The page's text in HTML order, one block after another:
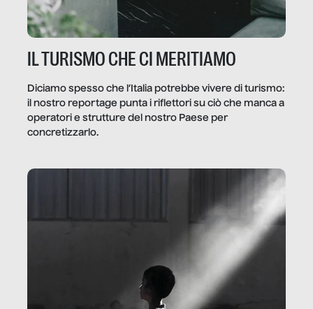
IL TURISMO CHE CI MERITIAMO
Diciamo spesso che l’Italia potrebbe vivere di turismo:
il nostro reportage punta i riflettori su ciò che manca a
operatori e strutture del nostro Paese per
concretizzarlo.